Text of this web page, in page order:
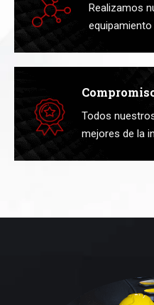
Realizamos
Todos
mejores de la